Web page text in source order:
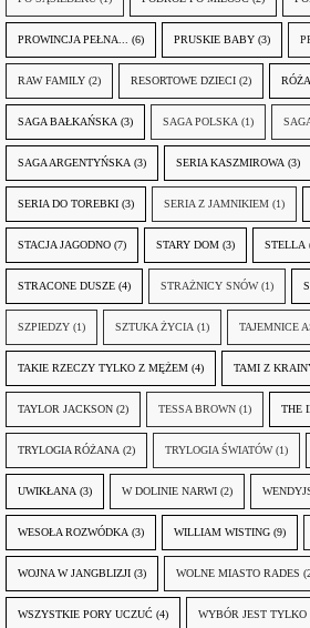
PROWINCJA PEŁNA... (6) PRUSKIE BABY (3)
RAW FAMILY (2) RESORTOWE DZIECI (2)
SAGA BAŁKAŃSKA (3) SAGA POLSKA (1)
SAGA ARGENTYŃSKA (3) SERIA KASZMIROWA (3)
SERIA DO TOREBKI (3) SERIA Z JAMNIKIEM (1)
STACJA JAGODNO (7) STARY DOM (3) STELLA
STRACONE DUSZE (4) STRAŻNICY SNÓW (1)
SZPIEDZY (1) SZTUKA ŻYCIA (1) TAJEMNICE
TAKIE RZECZY TYLKO Z MĘŻEM (4) TAMI Z
TAYLOR JACKSON (2) TESSA BROWN (1) THE
TRYLOGIA RÓŻANA (2) TRYLOGIA ŚWIATÓW (1)
UWIKŁANA (3) W DOLINIE NARWI (2)
WESOŁA ROZWÓDKA (3) WILLIAM WISTING (9)
WOJNA W JANGBLIZJI (3) WOLNE MIASTO RADES
WSZYSTKIE PORY UCZUĆ (4) WYBÓR JEST